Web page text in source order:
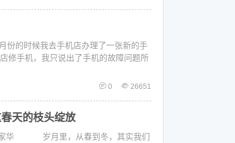
份的时候我去手机店办理了一张新的手
修手机，我只说出了手机的故障问题所
0 26651
天的枝头绽放
家华 岁月里，从春到冬，其实我们